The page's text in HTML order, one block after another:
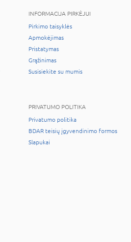
INFORMACIJA PIRKĖJUI
Pirkimo taisyklės
Apmokėjimas
Pristatymas
Grąžinimas
Susisiekite su mumis
PRIVATUMO POLITIKA
Privatumo politika
BDAR teisių įgyvendinimo formos
Slapukai